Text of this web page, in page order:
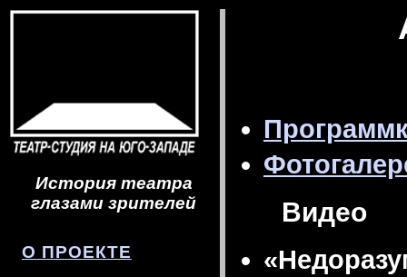
История театра
глазами зрителей
О ПРОЕКТЕ
Видео